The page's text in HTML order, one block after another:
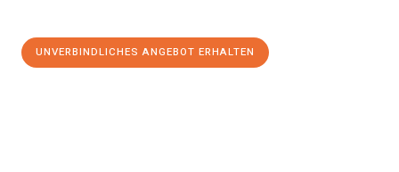
UNVERBINDLICHES ANGEBOT ERHALTEN